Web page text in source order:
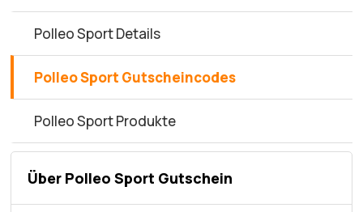
Polleo Sport Details
Polleo Sport Gutscheincodes
Polleo Sport Produkte
Über Polleo Sport Gutschein